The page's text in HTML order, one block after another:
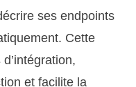
ses endpoints
Cette
et facilite la